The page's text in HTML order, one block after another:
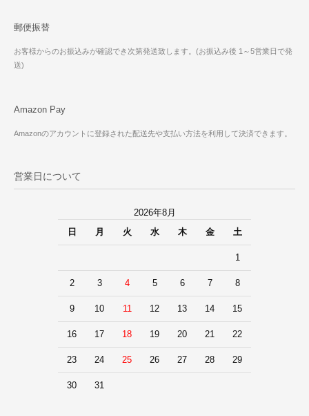
郵便振替
お客様からのお振込みが確認でき次第発送致します。(お振込み後 1～5営業日で発
送)
Amazon Pay
Amazonのアカウントに登録された配送先や支払い方法を利用して決済できます。
営業日について
2026年8月
日
月 火 水 木 金 土
1
2 3 4 5 6 7 8
9 10 11 12 13 14 15
16 17 18 19 20 21 22
23 24 25 26 27 28 29
30 31